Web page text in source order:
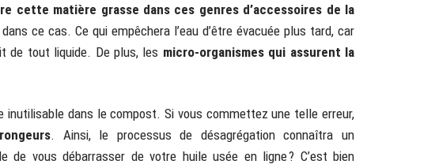
cette matière grasse dans ces genres d’accessoires de la
ce cas. Ce qui empêchera l’eau d’être évacuée plus tard, car
de tout liquide. De plus, les micro-organismes qui assurent la
dans le compost. Si vous commettez une telle erreur,
. Ainsi, le processus de désagrégation connaîtra un
de vous débarrasser de votre huile usée en ligne ? C’est bien